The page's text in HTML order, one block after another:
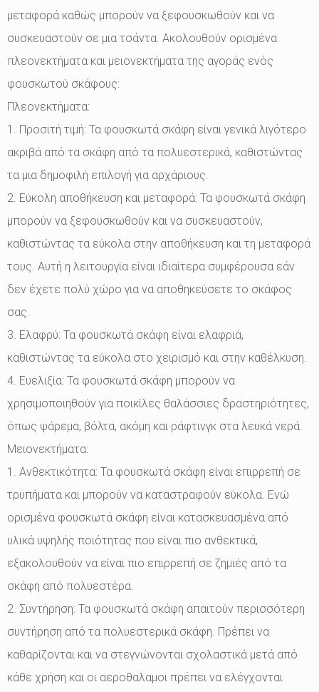
μεταφορά καθώς μπορούν να ξεφουσκωθούν και να
συσκευαστούν σε μια τσάντα. Ακολουθούν ορισμένα
πλεονεκτήματα και μειονεκτήματα της αγοράς ενός
φουσκωτού σκάφους:
Πλεονεκτήματα:
1. Προσιτή τιμή: Τα φουσκωτά σκάφη είναι γενικά λιγότερο
ακριβά από τα σκάφη από τα πολυεστερικά, καθιστώντας
τα μια δημοφιλή επιλογή για αρχάριους.
2. Εύκολη αποθήκευση και μεταφορά: Τα φουσκωτά σκάφη
μπορούν να ξεφουσκωθούν και να συσκευαστούν,
καθιστώντας τα εύκολα στην αποθήκευση και τη μεταφορά
τους. Αυτή η λειτουργία είναι ιδιαίτερα συμφέρουσα εάν
δεν έχετε πολύ χώρο για να αποθηκεύσετε το σκάφος
σας.
3. Ελαφρύ: Τα φουσκωτά σκάφη είναι ελαφριά,
καθιστώντας τα εύκολα στο χειρισμό και στην καθέλκυση.
4. Ευελιξία: Τα φουσκωτά σκάφη μπορούν να
χρησιμοποιηθούν για ποικίλες θαλάσσιες δραστηριότητες,
όπως ψάρεμα, βόλτα, ακόμη και ράφτινγκ στα λευκά νερά.
Μειονεκτήματα:
1. Ανθεκτικότητα: Τα φουσκωτά σκάφη είναι επιρρεπή σε
τρυπήματα και μπορούν να καταστραφούν εύκολα. Ενώ
ορισμένα φουσκωτά σκάφη είναι κατασκευασμένα από
υλικά υψηλής ποιότητας που είναι πιο ανθεκτικά,
εξακολουθούν να είναι πιο επιρρεπή σε ζημιές από τα
σκάφη από πολυεστέρα.
2. Συντήρηση: Τα φουσκωτά σκάφη απαιτούν περισσότερη
συντήρηση από τα πολυεστερικά σκάφη. Πρέπει να
καθαρίζονται και να στεγνώνονται σχολαστικά μετά από
κάθε χρήση και οι αεροθαλαμοι πρέπει να ελέγχονται